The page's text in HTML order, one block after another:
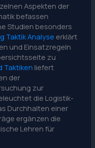
Aspekten der
befassen
Studien besonders
Taktik Analyse erklärt
und Einsatzregeln
zu
Taktiken liefert
der
zur
die Logistik-
Durchhalten einer
ergänzen die
Lehren für